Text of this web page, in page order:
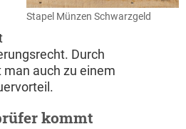
Stapel Münzen Schwarzgeld
Durch
auch zu einem
kommt